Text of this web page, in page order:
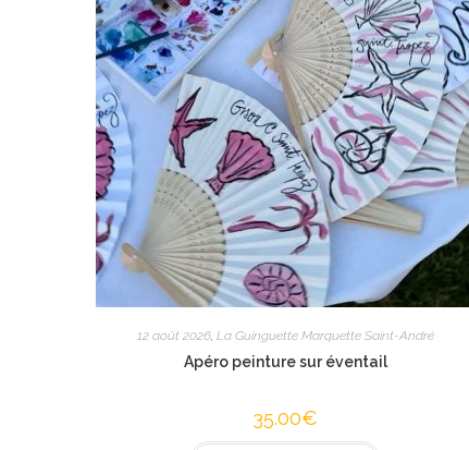
12 août 2026, La Guinguette Marquette Saint-André
Apéro peinture sur éventail
35.00€